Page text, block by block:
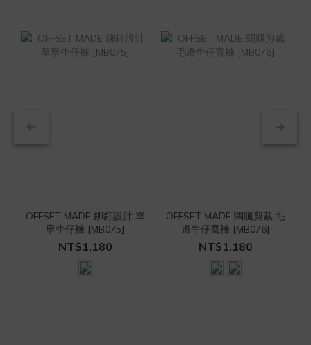
OFFSET MADE 鉚釘設計 單
寧牛仔褲 [MB075]
NT$1,180
OFFSET MADE 闊腿剪裁 毛
邊牛仔寬褲 [MB076]
NT$1,180